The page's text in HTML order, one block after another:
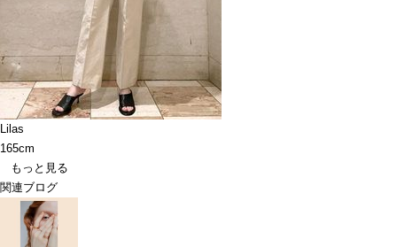
Lilas
165cm
もっと見る
関連ブログ